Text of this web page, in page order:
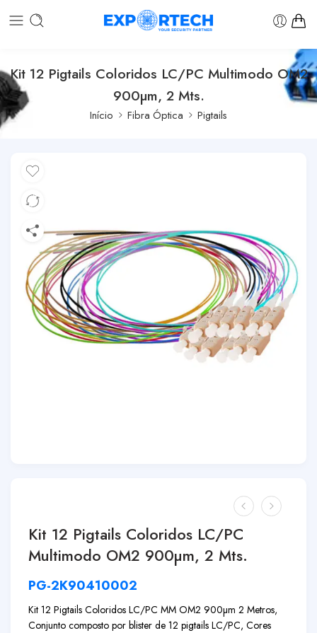
Kit 12 Pigtails Coloridos LC/PC Multimodo OM2
900µm, 2 Mts.
Início Fibra Óptica Pigtails
Kit 12 Pigtails Coloridos LC/PC
Multimodo OM2 900µm, 2 Mts.
PG-2K90410002
Kit 12 Pigtails Coloridos LC/PC MM OM2 900µm 2 Metros,
Conjunto composto por blister de 12 pigtails LC/PC, Cores